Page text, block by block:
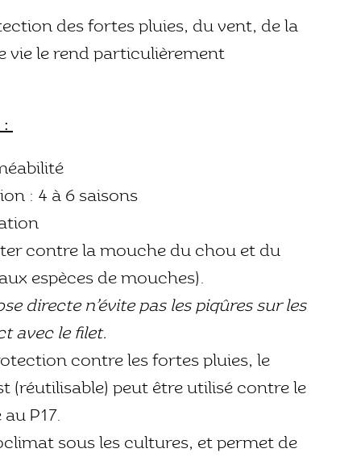
des fortes pluies, du vent, de la
vie le rend particulièrement
: 4 à 6 saisons
contre la mouche du chou et du
espèces de mouches).
directe n’évite pas les piqûres sur les
avec le filet.
contre les fortes pluies, le
(réutilisable) peut être utilisé contre le
P17.
sous les cultures, et permet de